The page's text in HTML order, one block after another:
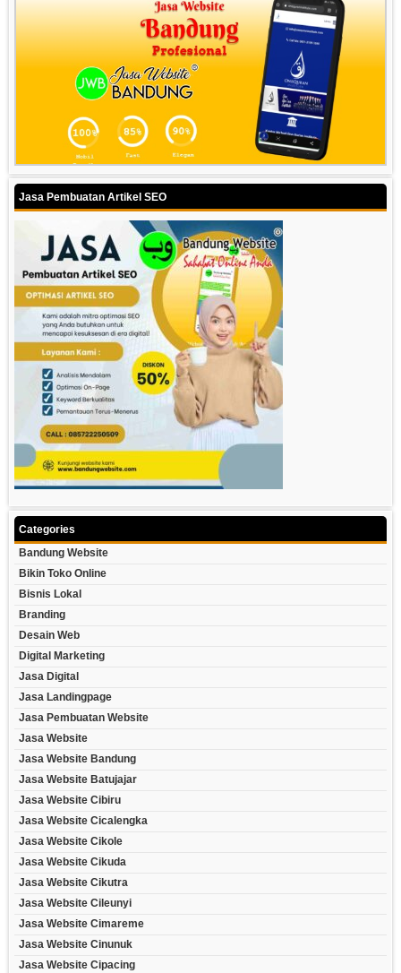
Jasa Pembuatan Artikel SEO
Categories
Bandung Website
Bikin Toko Online
Bisnis Lokal
Branding
Desain Web
Digital Marketing
Jasa Digital
Jasa Landingpage
Jasa Pembuatan Website
Jasa Website
Jasa Website Bandung
Jasa Website Batujajar
Jasa Website Cibiru
Jasa Website Cicalengka
Jasa Website Cikole
Jasa Website Cikuda
Jasa Website Cikutra
Jasa Website Cileunyi
Jasa Website Cimareme
Jasa Website Cinunuk
Jasa Website Cipacing